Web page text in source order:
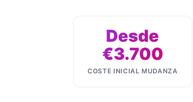
Desde
€3.700
COSTE INICIAL MUDANZA